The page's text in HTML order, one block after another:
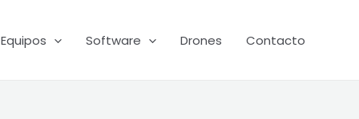
Equipos Software Drones Contacto